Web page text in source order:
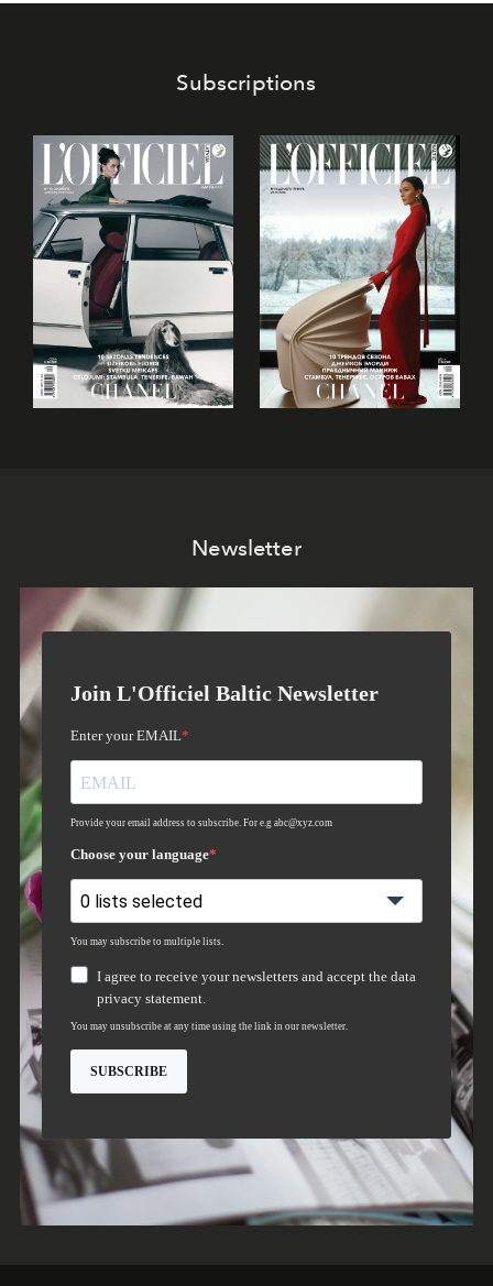
престижных международных изданийFILLINI January
Subscriptions
Newsletter